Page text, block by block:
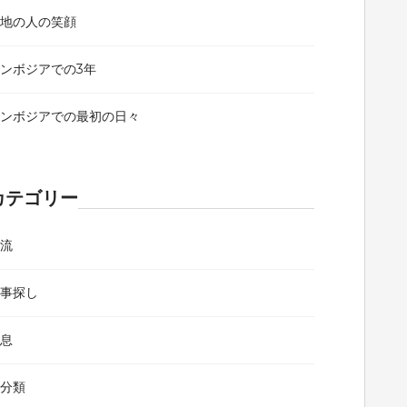
の人の笑顔
ボジアでの3年
ボジアでの最初の日々
テゴリー
探し
類